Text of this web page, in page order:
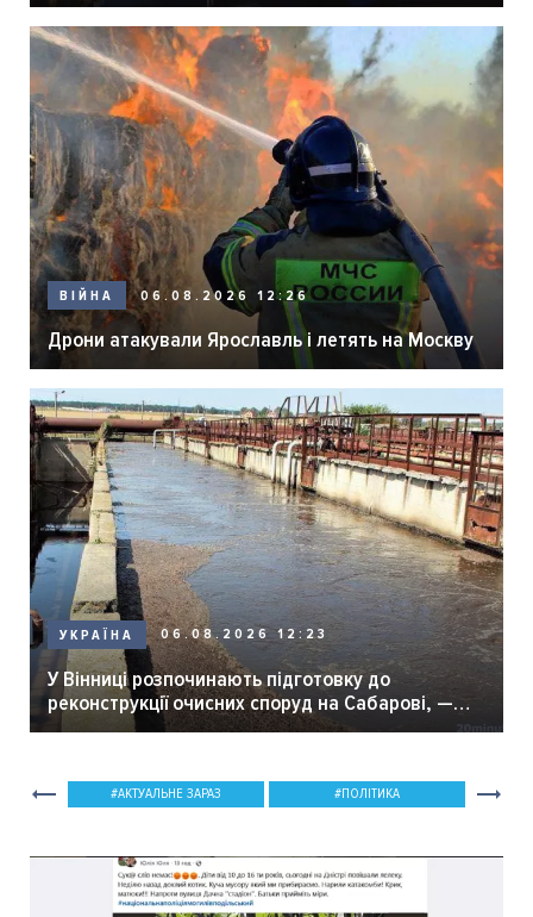
ВІЙНА 06.08.2026 12:26
Дрони атакували Ярославль і летять на Москву
УКРАЇНА 06.08.2026 12:23
У Вінниці розпочинають підготовку до
реконструкції очисних споруд на Сабарові, —
мер Вінниці.
АКТУАЛЬНЕ ЗАРАЗ ПОЛІТИКА